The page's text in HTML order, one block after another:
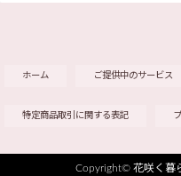
ホーム ご提供中のサービス
特定商品取引に関する表記
Copyright© 花咲く暮